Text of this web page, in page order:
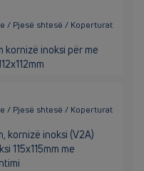
/ Pjesë shtesë / Koperturat
kornizë inoksi për me
/ Pjesë shtesë / Koperturat
kornizë inoksi (V2A)
115x115mm me